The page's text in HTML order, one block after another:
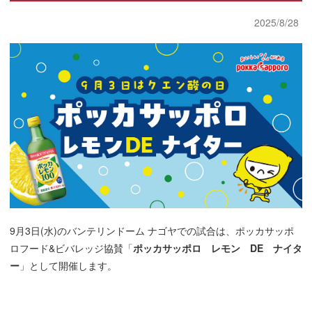
2025/8/28
9月3日(水)のバンテリンドーム ナゴヤでの試合は、ポッカサッポ
ロフード&ビバレッジ協賛「ポッカサッポロ レモン DE ナイタ
ー 」として開催します。